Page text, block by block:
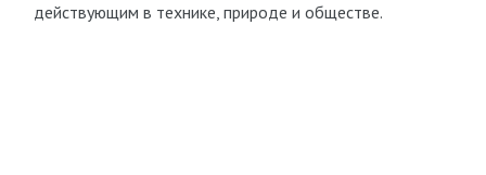
действующим в технике, природе и обществе.